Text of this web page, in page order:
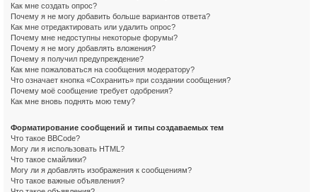
Как мне создать опрос?
Почему я не могу добавить больше вариантов ответа?
Как мне отредактировать или удалить опрос?
Почему мне недоступны некоторые форумы?
Почему я не могу добавлять вложения?
Почему я получил предупреждение?
Как мне пожаловаться на сообщения модератору?
Что означает кнопка «Сохранить» при создании сообщения?
Почему моё сообщение требует одобрения?
Как мне вновь поднять мою тему?
Форматирование сообщений и типы создаваемых тем
Что такое BBCode?
Могу ли я использовать HTML?
Что такое смайлики?
Могу ли я добавлять изображения к сообщениям?
Что такое важные объявления?